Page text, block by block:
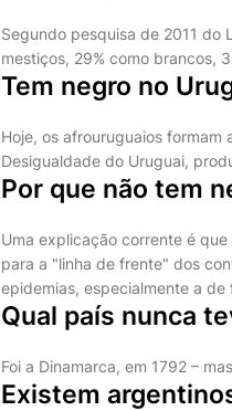
Segundo pesquisa de 2011 do
mestiços, 29% como brancos,
Tem negro no
Hoje, os afrouruguaios
Desigualdade do Uruguai,
Por que não tem
Uma explicação corrente é
para a "linha de frente" dos
epidemias, especialmente a
Qual país nunca
Foi a Dinamarca, em 1792 –
Existem